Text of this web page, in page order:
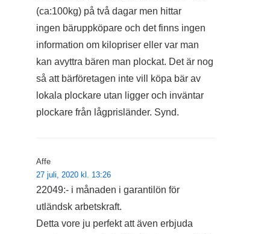
(ca:100kg) på två dagar men hittar
ingen bäruppköpare och det finns ingen
information om kilopriser eller var man
kan avyttra bären man plockat. Det är nog
så att bärföretagen inte vill köpa bär av
lokala plockare utan ligger och inväntar
plockare från lågprisländer. Synd.
Affe
27 juli, 2020 kl. 13:26
22049:- i månaden i garantilön för
utländsk arbetskraft.
Detta vore ju perfekt att även erbjuda